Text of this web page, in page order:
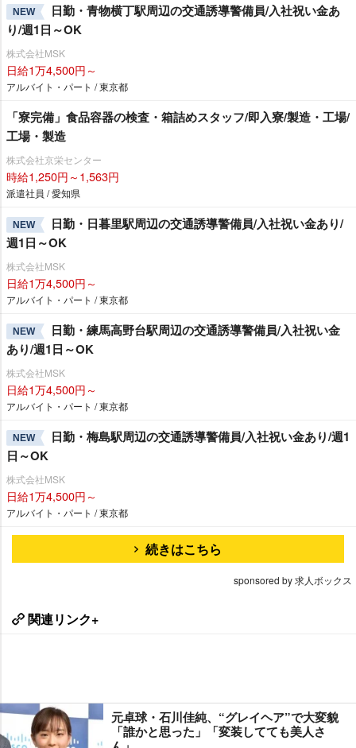
NEW
日勤・青物横丁駅周辺の交通誘導警備員/入社祝い金あ
り/週1日～OK
株式会社MSK
日給1万4,500円～
アルバイト・パート / 東京都
「寮完備」食品容器の検査・箱詰めスタッフ/即入寮/製造・工場/
工場・製造
株式会社京栄センター
時給1,250円～1,563円
派遣社員 / 愛知県
NEW
日勤・日暮里駅周辺の交通誘導警備員/入社祝い金あり/
週1日～OK
株式会社MSK
日給1万4,500円～
アルバイト・パート / 東京都
NEW
日勤・練馬高野台駅周辺の交通誘導警備員/入社祝い金
あり/週1日～OK
株式会社MSK
日給1万4,500円～
アルバイト・パート / 東京都
NEW
日勤・梅島駅周辺の交通誘導警備員/入社祝い金あり/週1
日～OK
株式会社MSK
日給1万4,500円～
アルバイト・パート / 東京都
続きはこちら
sponsored by 求人ボックス
関連リンク+
元卓球・石川佳純、“グレイヘア”で大変貌
「誰かと思った」「変装してても美人さ